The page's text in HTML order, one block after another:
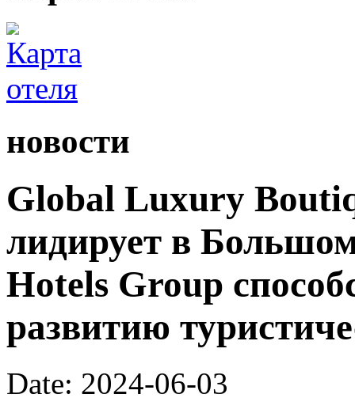
новости
Global Luxury
лидирует в
Hotels Group
развитию
Date: 2024-06-03